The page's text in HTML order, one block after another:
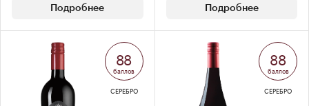
Подробнее Подробнее
88
баллов
СЕРЕБРО
88
баллов
СЕРЕБРО